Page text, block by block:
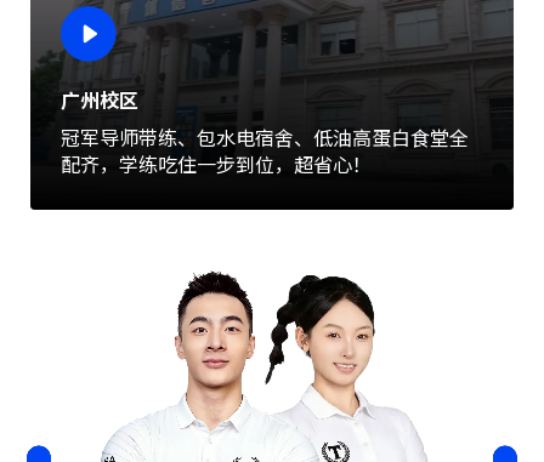
广州校区
冠军导师带练、包水电宿舍、低油高蛋白食堂全
配齐，学练吃住一步到位，超省心！